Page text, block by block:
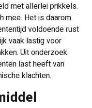
met allerlei prikkels.
mee. Het is daarom
voldoende rust
vaak lastig voor
Uit onderzoek
last heeft van
klachten.